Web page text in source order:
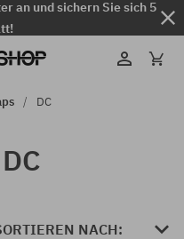
an und sichern Sie sich 5
DC
NACH: